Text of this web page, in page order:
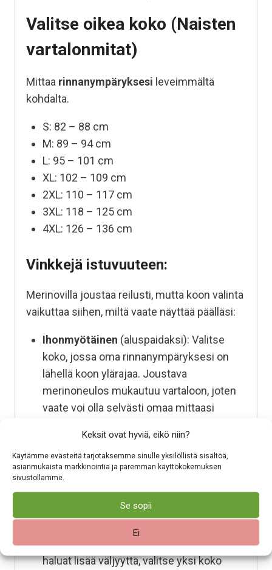
Keksit ovat hyviä, eikö niin?
Käytämme evästeitä tarjotaksemme sinulle yksilöllistä sisältöä,
asianmukaista markkinointia ja paremman käyttökokemuksen
sivustollamme.
Se sopii
Ei
Valitse oikea koko (Naisten
vartalonmitat)
Mittaa rinnanympäryksesi leveimmältä
kohdalta.
S: 82 – 88 cm
M: 89 – 94 cm
L: 95 – 101 cm
XL: 102 – 109 cm
2XL: 110 – 117 cm
3XL: 118 – 125 cm
4XL: 126 – 136 cm
Vinkkejä istuvuuteen:
Merinovilla joustaa reilusti, mutta koon valinta
vaikuttaa siihen, miltä vaate näyttää päälläsi:
Ihonmyötäinen (aluspaidaksi): Valitse
koko, jossa oma rinnanympäryksesi on
lähellä koon ylärajaa. Joustava
merinoneulos mukautuu vartaloon, joten
vaate voi olla selvästi omaa mittaasi
(arkikäyttöön): Jos haluat hieman
väljyyttä vaatteen ja ihon väliin, valitse
koko, joka on noin 5–10 cm omaa
rinnanympärysmittaasi suurempi.
Vyötärö ja lantio: Neulos joustaa hyvin
myös keskivartalon alueelta. Jos vyötärö
tai lantio on rinnanympärystä leveämpi ja
haluat lisää väljyyttä, valitse yksi koko